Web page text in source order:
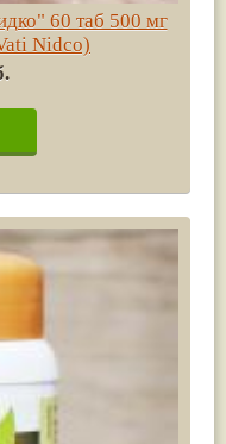
60 таб 500 мг
Nidco)